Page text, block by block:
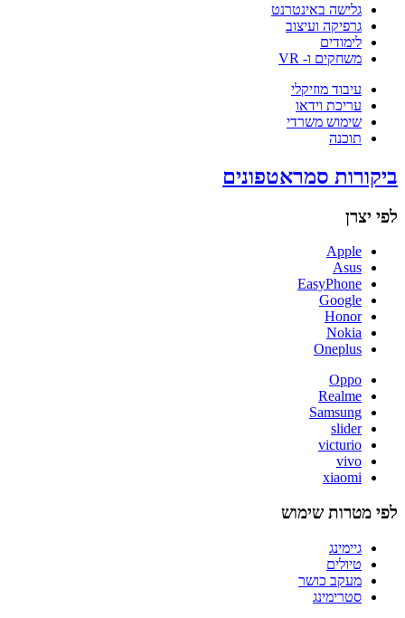
גלישה באינטרנט
גרפיקה ועיצוב
לימודים
משחקים ו- VR
עיבוד מוזיקלי
עריכת וידאו
שימוש משרדי
תוכנה
ביקורות סמראטפונים
לפי יצרן
Apple
Asus
EasyPhone
Google
Honor
Nokia
Oneplus
Oppo
Realme
Samsung
slider
victurio
vivo
xiaomi
לפי מטרות שימוש
גיימינג
טיולים
מעקב כושר
סטרימינג